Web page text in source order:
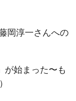
岡淳一さんへの
が始まった〜も